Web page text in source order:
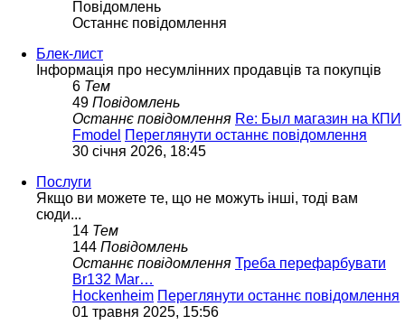
Повідомлень
Останнє повідомлення
Блек-лист
Інформація про несумлінних продавців та покупців
6 Тем
49 Повідомлень
Останнє повідомлення Re: Был магазин на КПИ
Fmodel
Переглянути останнє повідомлення
30 січня 2026, 18:45
Послуги
Якщо ви можете те, що не можуть інші, тоді вам
сюди...
14 Тем
144 Повідомлень
Останнє повідомлення Треба перефарбувати
Br132 Mar…
Hockenheim Переглянути останнє повідомлення
01 травня 2025, 15:56